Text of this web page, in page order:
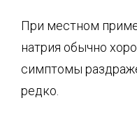
При местном
натрия обычно
симптомы
редко.